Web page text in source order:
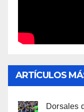
ARTÍCULOS
Dorsales